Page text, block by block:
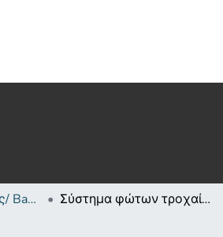
Πτυχιακές Εργασίες/ Bachelor's Degree Theses Σύστημα φώτων τροχαίας σε διασταύρωση κύριας αρτηρίας με πάροδο